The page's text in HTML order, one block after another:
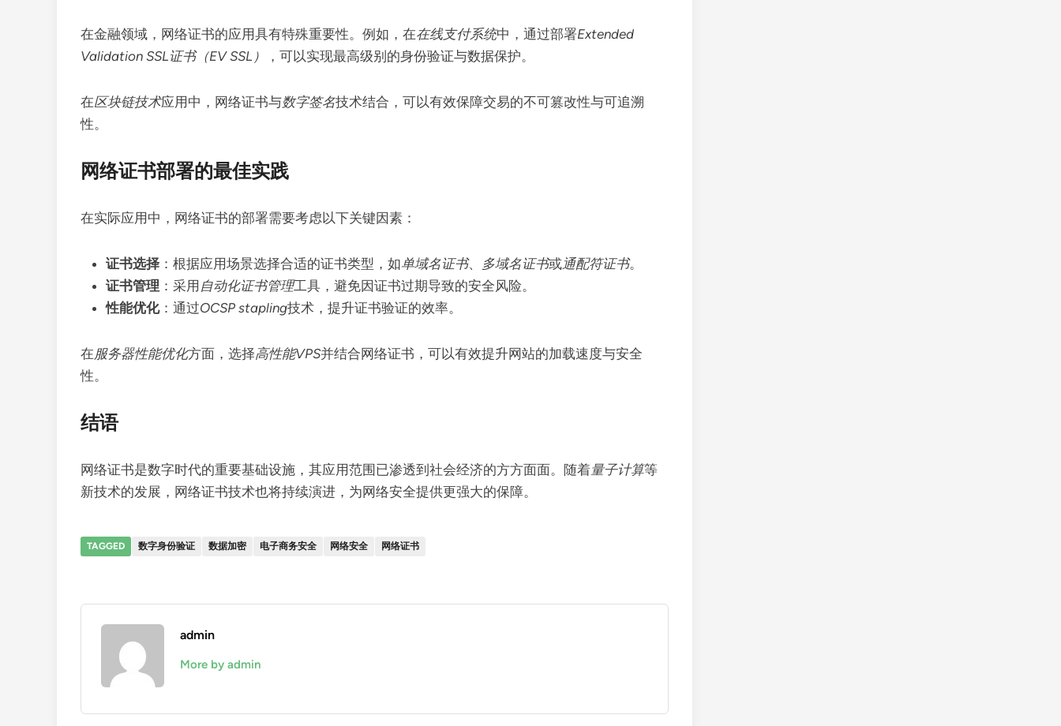
在金融领域，网络证书的应用具有特殊重要性。例如，在在线支付系统中，通过部署Extended
Validation SSL证书（EV SSL）
，可以实现最高级别的身份验证与数据保护。
在区块链技术应用中，网络证书与数字签名技术结合，可以有效保障交易的不可篡改性与可追溯
性。
网络证书部署的最佳实践
在实际应用中，网络证书的部署需要考虑以下关键因素：
证书选择 ：根据应用场景选择合适的证书类型，如单域名证书、 多域名证书或通配符证书。
证书管理 ：采用 自动化证书管理工具，避免因证书过期导致的安全风险。
性能优化：通过OCSP stapling技术，提升证书验证的效率。
在服务器性能优化方面，选择高性能VPS并结合网络证书，可以有效提升网站的加载速度与安全
性。
结语
网络证书是数字时代的重要基础设施，其应用范围已渗透到社会经济的方方面面。随着量子计算等
新技术的发展，网络证书技术也将持续演进，为网络安全提供更强大的保障。
TAGGED 数字身份验证 数据加密 电子商务安全 网络安全 网络证书
admin
More by admin